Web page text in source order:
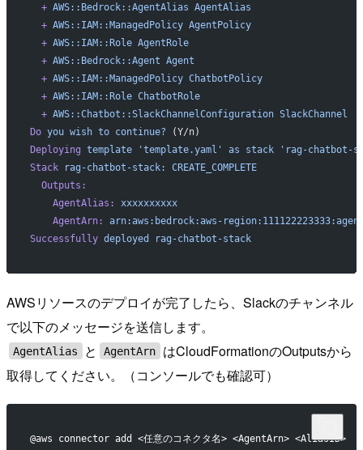
  +
AWS::Bedrock::AgentAlias AgentAlias
  +
AWS::IAM::ManagedPolicy AgentPolicy
  +
AWS::IAM::Role AgentRole
  +
AWS::Bedrock::Agent Agent
  +
AWS::IAM::ManagedPolicy ChatbotPolicy
  +
AWS::IAM::Role ChatbotRole
  +
AWS::Chatbot::SlackChannelConfiguration SlackChannel
Do you wish to continue? (Y/n)
Deploying template 'template.yaml' as stack 'rag-chatbot-
Stack rag-chatbot-stack:
CREATE_COMPLETE
  Outputs:
    AgentAlias:
xxxxxxxxxx
    AgentArn:
arn:aws:bedrock:aws-
Successfully deployed rag-chatbot-stack
AWSリソースのデプロイが完了したら、Slackのチャンネル
で以下のメッセージを送信します。
AgentAlias と AgentArn
はCloudFormationのOutputsから
取得してください。（コンソールでも確認可）
@aws connector add <任意のコネクタ名> <AgentArn> <AliasID>